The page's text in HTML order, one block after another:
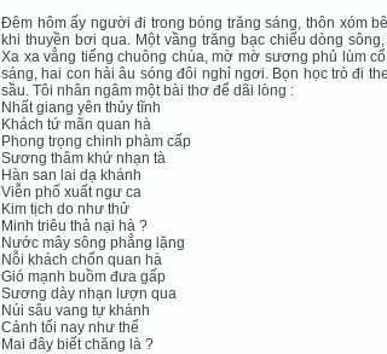
Đêm hôm ấy người đi trong bóng trăng sáng, thôn xóm
khi thuyền bơi qua. Một vầng trăng bạc chiếu dòng
Xa xa vẳng tiếng chuông chùa, mờ mờ sương phủ lùm
sáng, hai con hải âu sóng đôi nghỉ ngơi. Bọn học trò đi
sầu. Tôi nhân ngâm một bài thơ để dãi lòng :
Nhất giang yên thủy tĩnh
Khách tứ mãn quan hà
Phong trọng chinh phàm cấp
Sương thâm khứ nhạn tà
Hàn san lai dạ khánh
Viễn phố xuất ngư ca
Kim tịch do như thử
Minh triêu thả nại hà ?
Nước mây sông phẳng lặng
Nỗi khách chốn quan hà
Gió mạnh buồm đưa gấp
Sương dày nhạn lượn qua
Núi sâu vang tự khánh
Cảnh tối nay như thế
Mai đây biết chăng là ?